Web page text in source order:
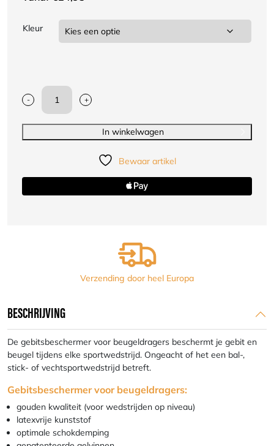
Kleur
-
OPRO
beugeldragers
aantal
+
In winkelwagen
Bewaar artikel
Verzending door heel Europa
BESCHRIJVING
De gebitsbeschermer voor beugeldragers beschermt je gebit en
beugel tijdens elke sportwedstrijd. Ongeacht of het een bal-,
stick- of vechtsportwedstrijd betreft.
Gebitsbeschermer voor beugeldragers:
gouden kwaliteit (voor wedstrijden op niveau)
latexvrije kunststof
optimale schokdemping